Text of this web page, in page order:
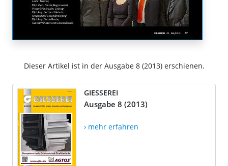
Dieser Artikel ist in der Ausgabe 8 (2013) erschienen.
GIESSEREI
Ausgabe 8 (2013)
› mehr erfahren